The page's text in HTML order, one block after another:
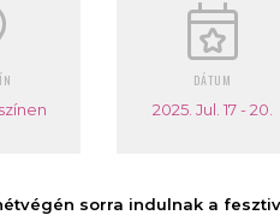
DÁTUM
2025. Jul. 17 - 20.
sorra indulnak a